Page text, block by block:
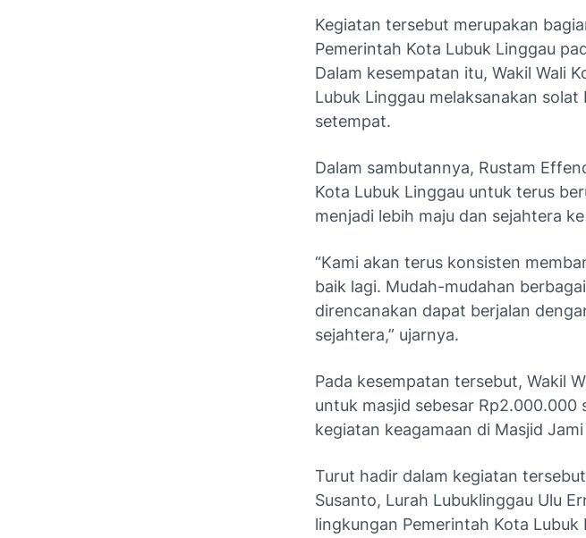
Kegiatan tersebut merupakan
Pemerintah Kota Lubuk Linggau
Dalam kesempatan itu, Wakil Wali
Lubuk Linggau melaksanakan
setempat.
Dalam sambutannya, Rustam
Kota Lubuk Linggau untuk terus
menjadi lebih maju dan sejahtera
“Kami akan terus konsisten
baik lagi. Mudah-mudahan
direncanakan dapat berjalan
sejahtera,” ujarnya.
Pada kesempatan tersebut, Wakil
untuk masjid sebesar
kegiatan keagamaan di Masjid
Turut hadir dalam kegiatan
Susanto, Lurah Lubuklinggau Ulu
lingkungan Pemerintah Kota